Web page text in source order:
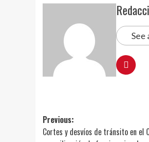
See
Navegación
de
Previous:
Cortes y desvíos de tránsito en el